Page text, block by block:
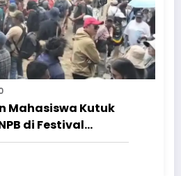
Mahasiswa Kutuk
di Festival